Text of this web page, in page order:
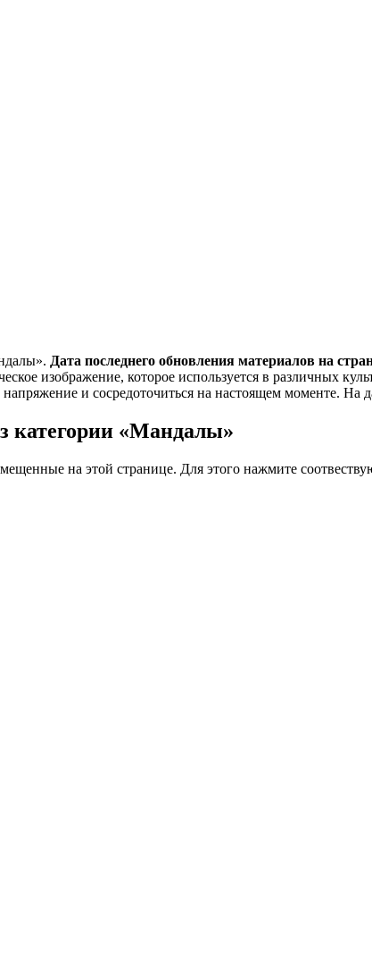
Дата последнего обновления материалов на
изображение, которое используется в различных
и сосредоточиться на настоящем моменте.
категории «Мандалы»
на этой странице. Для этого нажмите